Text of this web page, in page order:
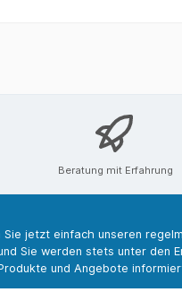
Beratung mit Erfahrung
Sie jetzt einfach unseren
Sie werden stets unter den
und Angebote